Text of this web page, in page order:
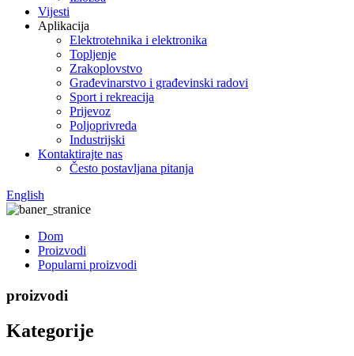
Vijesti
Aplikacija
Elektrotehnika i elektronika
Topljenje
Zrakoplovstvo
Građevinarstvo i građevinski radovi
Sport i rekreacija
Prijevoz
Poljoprivreda
Industrijski
Kontaktirajte nas
Često postavljana pitanja
English
Dom
Proizvodi
Popularni proizvodi
proizvodi
Kategorije